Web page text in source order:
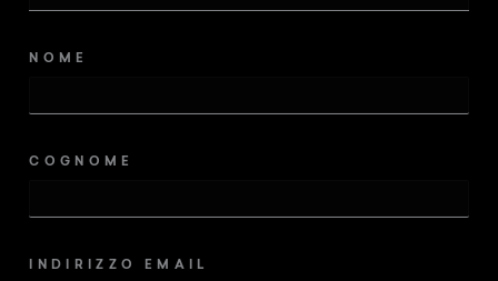
NOME
COGNOME
INDIRIZZO EMAIL